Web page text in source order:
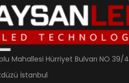
Mahallesi Hürriyet Bulvarı NO 39/4
İstanbul